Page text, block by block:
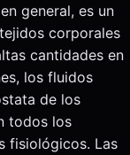
general, es un
corporales
cantidades en
los fluidos
de los
todos los
fisiológicos. Las